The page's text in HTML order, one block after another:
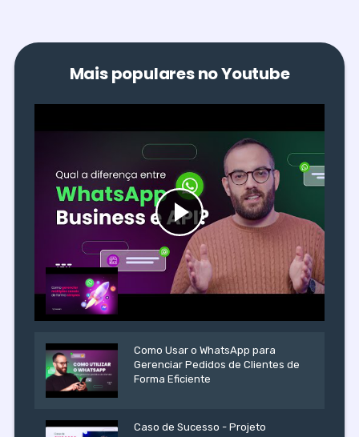
Mais populares no Youtube
Omnichannel: como atender com
eficiência em vários canais
Como Usar o WhatsApp para
Gerenciar Pedidos de Clientes de
Forma Eficiente
Caso de Sucesso - Projeto